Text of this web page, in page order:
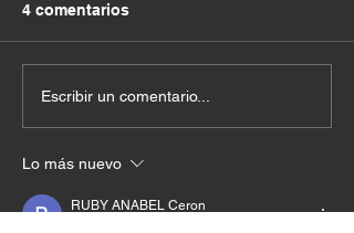
4 comentarios
Escribir un comentario...
Lo más nuevo
RUBY ANABEL Ceron